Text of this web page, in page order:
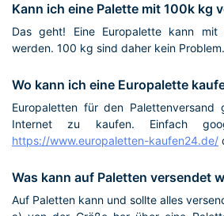
Kann ich eine Palette mit 100k kg
Das geht! Eine Europalette kann
werden. 100 kg sind daher kein Problem.
Wo kann ich eine Europalette
Europaletten für den
Internet zu kaufen. Einfach
https://www.europaletten-kaufen24.de/
Was kann auf Paletten versendet
Auf Paletten kann und sollte alles